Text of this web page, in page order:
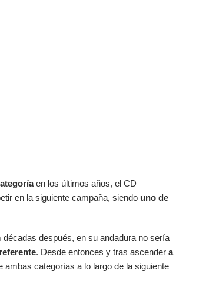
en los últimos años, el CD
en la siguiente campaña, siendo uno de
después, en su andadura no sería
. Desde entonces y tras ascender a
ambas categorías a lo largo de la siguiente